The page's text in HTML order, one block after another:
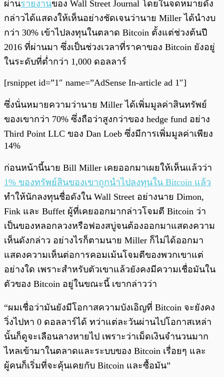
ผ่านรายงานของ Wall Street Journal โดยในจดหมายดัง
กล่าวได้แสดงให้เห็นอย่างชัดเจนว่านาย Miller ได้นำงบ
กว่า 30% เข้าไปลงทุนในตลาด Bitcoin ตั้งแต่ช่วงต้นปี
2016 ที่ผ่านมา ซึ่งเป็นช่วงเวลาที่ราคาของ Bitcoin ยังอยู่
ในระดับที่ต่ำกว่า 1,000 ดอลลาร์
[rsnippet id=”1″ name=”AdSense In-article ad 1″]
ซึ่งนั่นหมายความว่านาย Miller ได้เพิ่มมูลค่าสินทรัพย์
ของเขากว่า 70% ซึ่งถือว่าสูงกว่าของ hedge fund อย่าง
Third Point LLC ของ Dan Loeb ซึ่งมีการเพิ่มมูลค่าเพียง
14%
ก่อนหน้านี้นาย Bill Miller เคยออกมาเผยให้เห็นแล้วว่า
1% ของทรัพย์สินของเขาถูกนำไปลงทุนใน Bitcoin แล้ว
ทำให้นักลงทุนชื่อดังใน Wall Street อย่างนาย Dimon,
Fink และ Buffet ผู้ที่เคยออกมากล่าวโจมตี Bitcoin ว่า
เป็นของหลอกลวงหรือฟองสบู่จนต้องออกมาแสดงความ
เห็นดังกล่าว อย่างไรก็ตามนาย Miller ก็ไม่ได้ออกมา
แสดงความเห็นต่อการคอมเม้นโจมตีของพวกเขาแต่
อย่างใด เพราะสำหรับตัวเขาแล้วยังคงมีความเชื่อมันใน
ตัวของ Bitcoin อยู่ในขณะนี้ เขากล่าวว่า
“ผมเชื่อว่ามันยังมีโอกาสความบังเอิญที่ Bitcoin จะยังคง
วิ่งไปหา 0 ดอลลาร์ได้ ทว่าแต่ละวันผ่านไปโอกาสเหล่า
นั้นก็ดูจะเลือนลางหายไป เพราะว่าเม็ดเงินจำนวนมาก
ไหลเข้ามาในตลาดและระบบของ Bitcoin เรื่อยๆ และ
ผู้คนก็เริ่มที่จะคุ้นเคยกับ Bitcoin และซื้อมัน”